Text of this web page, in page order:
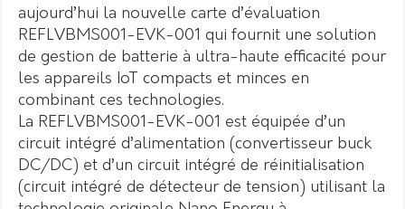
aujourd’hui la nouvelle carte d’évaluation
REFLVBMS001-EVK-001 qui fournit une solution
de gestion de batterie à ultra-haute efficacité pour
les appareils IoT compacts et minces en
combinant ces technologies.
La REFLVBMS001-EVK-001 est équipée d’un
circuit intégré d’alimentation (convertisseur buck
DC/DC) et d’un circuit intégré de réinitialisation
(circuit intégré de détecteur de tension) utilisant la